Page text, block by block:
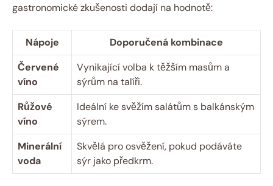
gastronomické zkušenosti dodají na hodnotě:
Nápoje
Doporučená kombinace
Červené
víno
Vynikající volba k těžším masům a
sýrům na talíři.
Růžové
víno
Ideální ke svěžím salátům s balkánským
sýrem.
Minerální
voda
Skvělá pro osvěžení, pokud podáváte
sýr jako předkrm.